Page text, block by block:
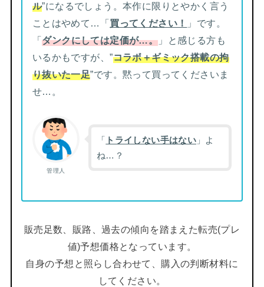
ル”になるでしょう。本作に限りとやかく言う
ことはやめて…「買ってください！
」です。
「ダンクにしては定価が…。 」と感じる方も
いるかもですが、”コラボ＋ギミック搭載の拘
り抜いた一足”です。黙って買ってくださいま
せ…。
管理人
「 トライしない手はない 」よ
ね…？
販売足数、販路、過去の傾向を踏まえた転売(プレ
値)予想価格となっています。
自身の予想と照らし合わせて、購入の判断材料に
してください。